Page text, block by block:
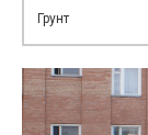
Грунт